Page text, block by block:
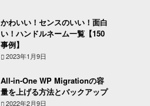
かわいい！センスのいい！面白
い！ハンドルネーム一覧【150
事例】
2023年1月9日
All-in-One WP Migrationの容
量を上げる方法とバックアップ
2022年2月9日